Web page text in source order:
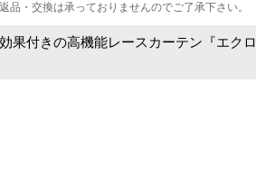
・交換は承っておりませんのでご了承下さい。
果付きの高機能レースカーテン『エクロ